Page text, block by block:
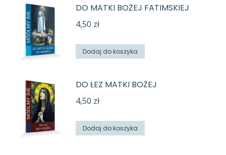
DO MATKI BOŻEJ FATIMSKIEJ
4,50 zł
Dodaj do koszyka
DO ŁEZ MATKI BOŻEJ
4,50 zł
Dodaj do koszyka